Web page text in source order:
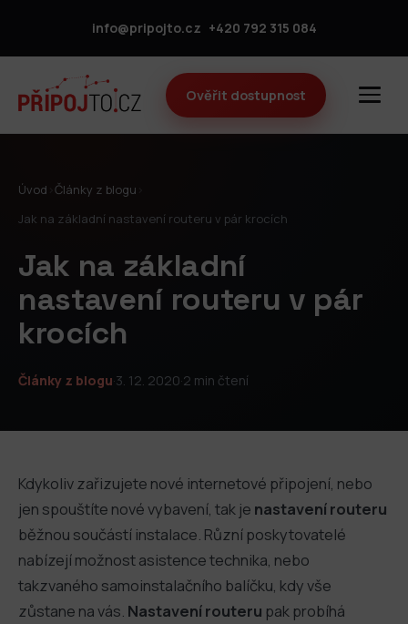
info@pripojto.cz +420 792 315 084
Ověřit dostupnost
Úvod Články z blogu
Jak na základní nastavení routeru v pár krocích
Jak na základní
nastavení routeru v pár
krocích
Články z blogu·3. 12. 2020·2 min čtení
Kdykoliv zařizujete nové internetové připojení, nebo
jen spouštíte nové vybavení, tak je nastavení routeru
běžnou součástí instalace. Různí poskytovatelé
nabízejí možnost asistence technika, nebo
takzvaného samoinstalačního balíčku, kdy vše
zůstane na vás. Nastavení routeru pak probíhá